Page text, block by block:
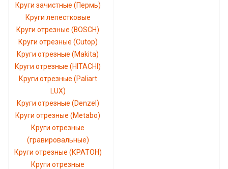
Круги зачистные (Пермь)
Круги лепестковые
Круги отрезные (BOSCH)
Круги отрезные (Cutop)
Круги отрезные (Makita)
Круги отрезные (HITACHI)
Круги отрезные (Paliart
LUX)
Круги отрезные (Denzel)
Круги отрезные (Metabo)
Круги отрезные
(гравировальные)
Круги отрезные (КРАТОН)
Круги отрезные